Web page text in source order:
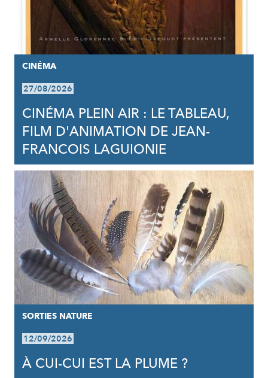
CINÉMA
27/08/2026
CINÉMA PLEIN AIR : LE TABLEAU,
FILM D'ANIMATION DE JEAN-
FRANCOIS LAGUIONIE
SORTIES NATURE
12/09/2026
À CUI-CUI EST LA PLUME ?